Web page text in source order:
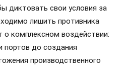
диктовать свои условия за
лишить противника
о комплексном воздействии:
портов до создания
производственного